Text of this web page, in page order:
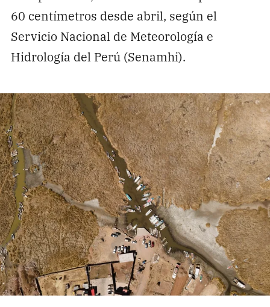
60 centímetros desde abril, según el
Servicio Nacional de Meteorología e
Hidrología del Perú (Senamhi).